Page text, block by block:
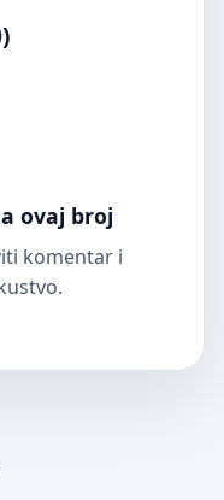
)
ovaj broj
komentar i